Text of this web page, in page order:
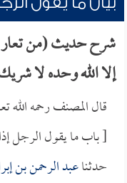
شرح حديث (من تعار
إلا الله وحده لا
قال المصنف رحمه الله
[ باب ما يقول الرجل
حدثناعبد الرحمن بن